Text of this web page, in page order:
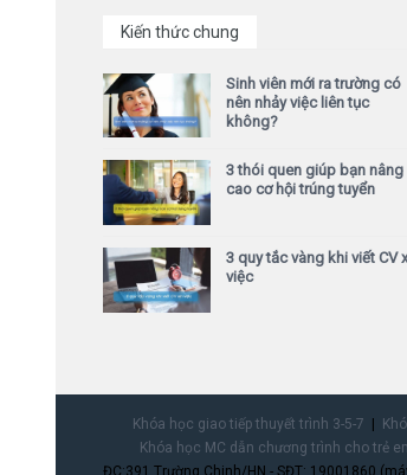
Kiến thức chung
Sinh viên mới ra trường có
nên nhảy việc liên tục
không?
3 thói quen giúp bạn nâng
cao cơ hội trúng tuyển
3 quy tắc vàng khi viết CV
việc
Khóa học giao tiếp thuyết trình 3-5-7
Khóa học MC dẫn chương trình cho trẻ